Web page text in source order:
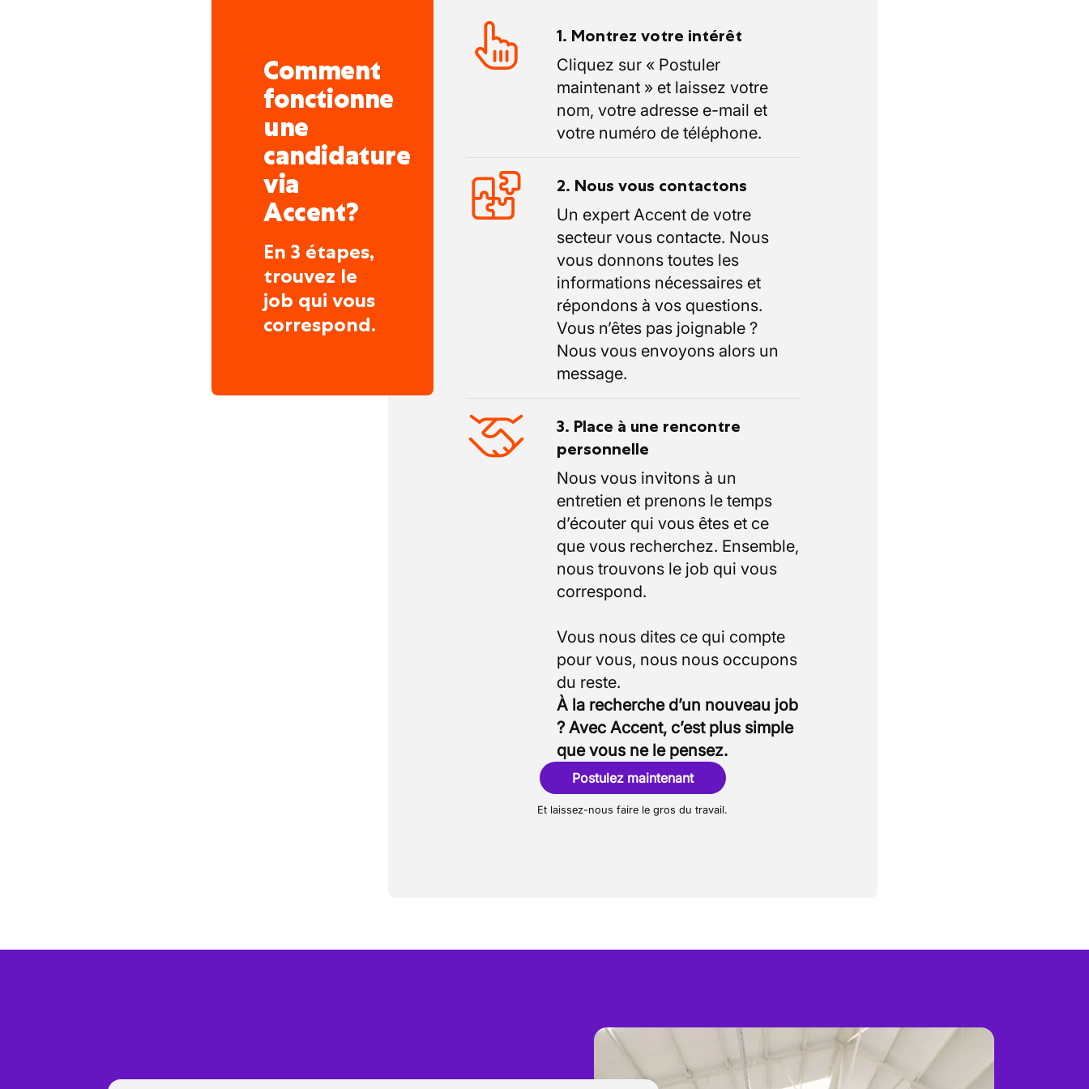
Comment
fonctionne
une
candidature
via
Accent?
En 3 étapes,
trouvez le
job qui vous
correspond.
1. Montrez votre intérêt
Cliquez sur « Postuler
maintenant » et laissez votre
nom, votre adresse e-mail et
votre numéro de téléphone.
2. Nous vous contactons
Un expert Accent de votre
secteur vous contacte. Nous
vous donnons toutes les
informations nécessaires et
répondons à vos questions.
Vous n’êtes pas joignable ?
Nous vous envoyons alors un
message.
3. Place à une rencontre
personnelle
Nous vous invitons à un
entretien et prenons le temps
d’écouter qui vous êtes et ce
que vous recherchez. Ensemble,
nous trouvons le job qui vous
correspond.
Vous nous dites ce qui compte
pour vous, nous nous occupons
À la recherche d’un nouveau job
? Avec Accent, c’est plus simple
que vous ne le pensez.
Postulez maintenant
Et laissez-nous faire le gros du travail.